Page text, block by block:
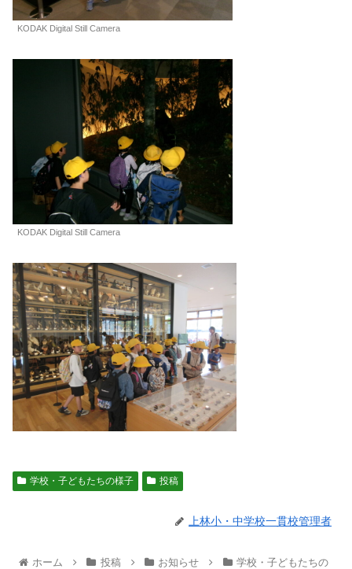
KODAK Digital Still Camera
KODAK Digital Still Camera
学校・子どもたちの様子 投稿
上林小・中学校一貫校管理者
ホーム 投稿 お知らせ 学校・子どもたちの